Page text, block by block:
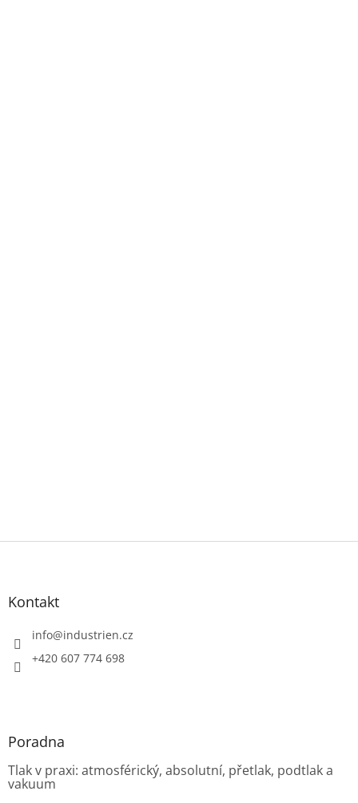
Z
Kontakt
info@industrien.cz
+420 607 774 698
Poradna
Tlak v praxi: atmosférický, absolutní, přetlak, podtlak a
vakuum